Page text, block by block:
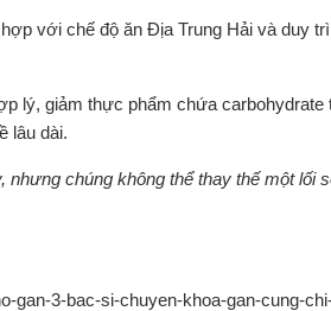
với chế độ ăn Địa Trung Hải và duy
lý, giảm thực phẩm chứa
lâu dài.
nhưng chúng không thể thay thế một lối
gan-3-bac-si-chuyen-khoa-gan-cung-